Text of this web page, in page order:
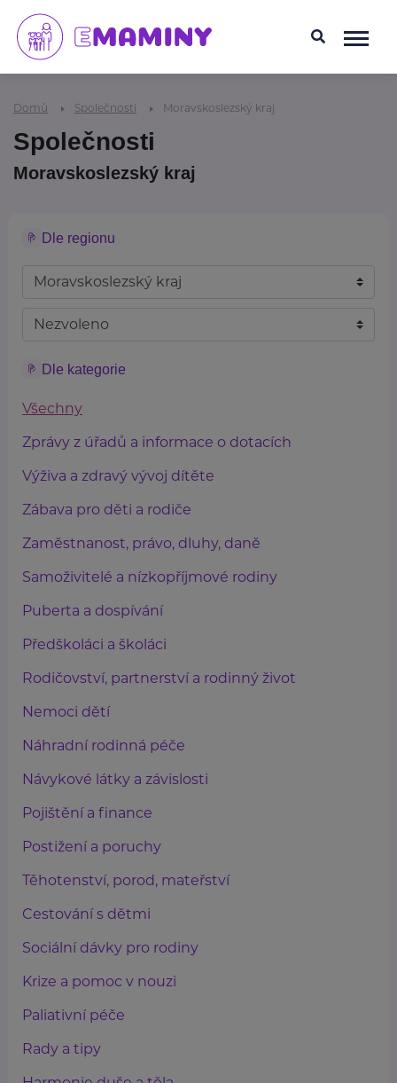
Domů Společnosti Moravskoslezský kraj
Společnosti
Moravskoslezský kraj
Dle regionu
Dle kategorie
Všechny
Zprávy z úřadů a informace o dotacích
Výživa a zdravý vývoj dítěte
Zábava pro děti a rodiče
Zaměstnanost, právo, dluhy, daně
Samoživitelé a nízkopříjmové rodiny
Puberta a dospívání
Předškoláci a školáci
Rodičovství, partnerství a rodinný život
Nemoci dětí
Náhradní rodinná péče
Návykové látky a závislosti
Pojištění a finance
Postižení a poruchy
Těhotenství, porod, mateřství
Cestování s dětmi
Sociální dávky pro rodiny
Krize a pomoc v nouzi
Paliativní péče
Rady a tipy